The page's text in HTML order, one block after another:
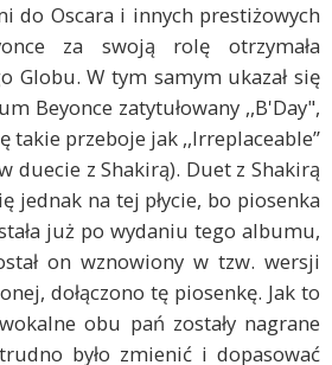
do Oscara i innych prestiżowych
za swoją rolę otrzymała
Globu. W tym samym ukazał się
Beyonce zatytułowany ,,B'Day",
takie przeboje jak ,,Irreplaceable”
duecie z Shakirą). Duet z Shakirą
jednak na tej płycie, bo piosenka
już po wydaniu tego albumu,
on wznowiony w tzw. wersji
dołączono tę piosenkę. Jak to
obu pań zostały nagrane
było zmienić i dopasować